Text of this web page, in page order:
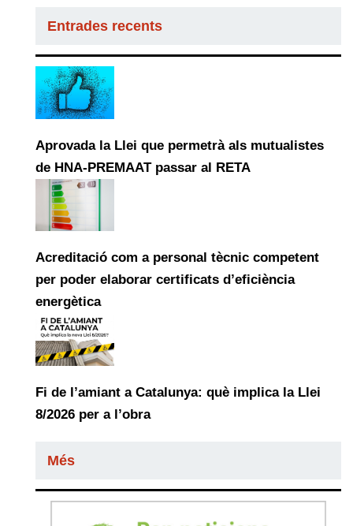
Entrades recents
Aprovada la Llei que permetrà als mutualistes
de HNA-PREMAAT passar al RETA
Acreditació com a personal tècnic competent
per poder elaborar certificats d’eficiència
energètica
Fi de l’amiant a Catalunya: què implica la Llei
8/2026 per a l’obra
Més